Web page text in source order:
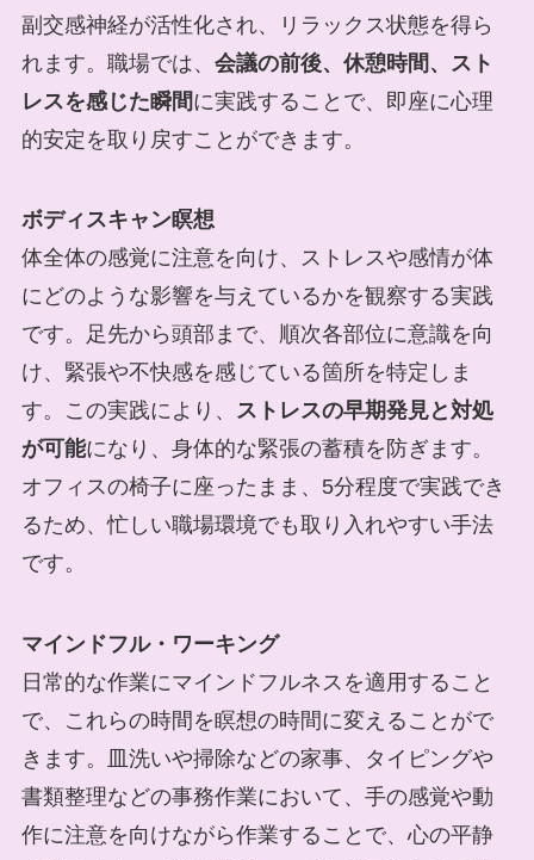
副交感神経が活性化され、リラックス状態を得ら
れます。職場では、 会議の前後、休憩時間、スト
レスを感じた瞬間に実践することで、即座に心理
的安定を取り戻すことができます。
ボディスキャン瞑想
体全体の感覚に注意を向け、ストレスや感情が体
にどのような影響を与えているかを観察する実践
です。足先から頭部まで、順次各部位に意識を向
け、緊張や不快感を感じている箇所を特定しま
す。この実践により、 ストレスの早期発見と対処
が可能になり、身体的な緊張の蓄積を防ぎます。
オフィスの椅子に座ったまま、5分程度で実践でき
るため、忙しい職場環境でも取り入れやすい手法
です。
マインドフル・ワーキング
日常的な作業にマインドフルネスを適用すること
で、これらの時間を瞑想の時間に変えることがで
きます。皿洗いや掃除などの家事、タイピングや
書類整理などの事務作業において、手の感覚や動
作に注意を向けながら作業することで、心の平静